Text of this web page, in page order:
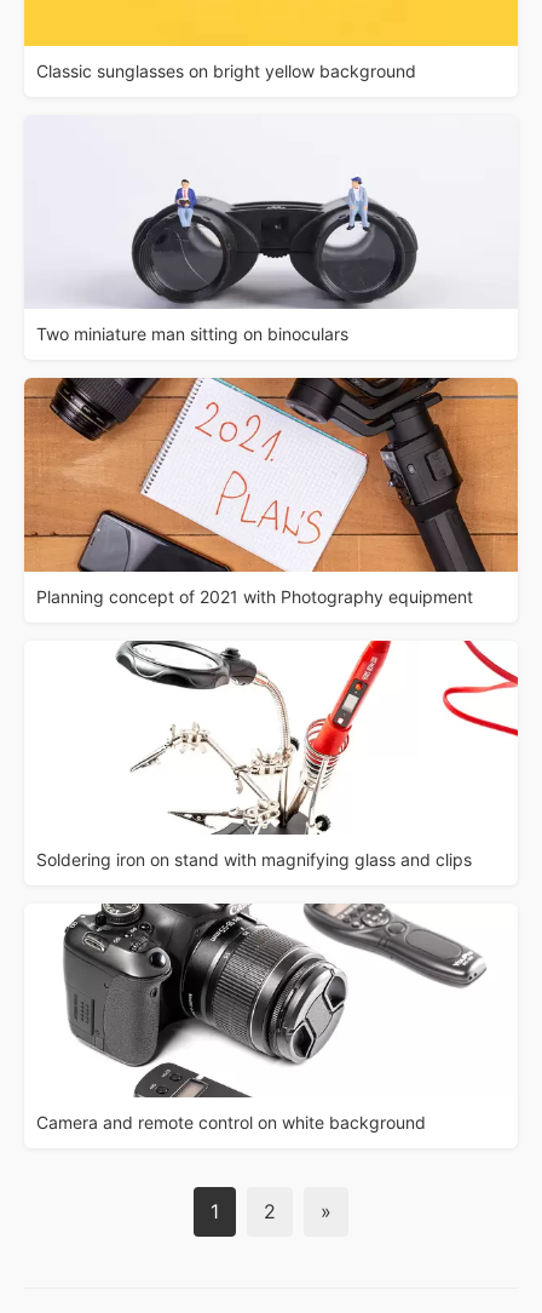
Classic sunglasses on bright yellow background
Two miniature man sitting on binoculars
Planning concept of 2021 with Photography equipment
Soldering iron on stand with magnifying glass and clips
Camera and remote control on white background
1 2 »